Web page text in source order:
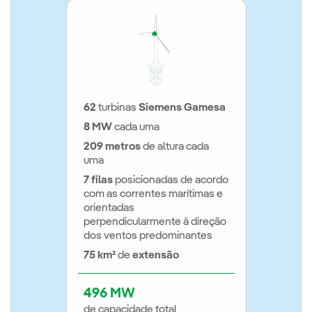
62 turbinas Siemens Gamesa
8 MWcada uma
209 metrosde altura cada
uma
7 filasposicionadas de acordo
com as correntes marítimas e
orientadas
perpendicularmente à direção
dos ventos predominantes
75 km²de extensão
496 MW